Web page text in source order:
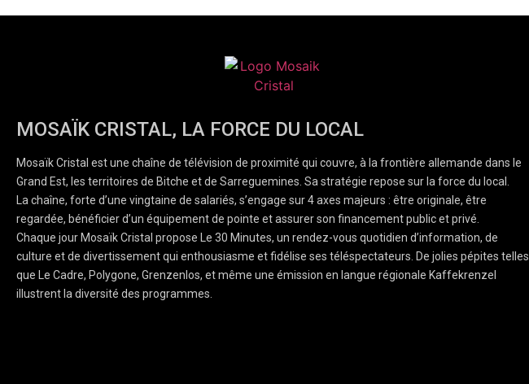
MOSAÏK CRISTAL, LA FORCE DU LOCAL
Mosaïk Cristal est une chaîne de télévision de proximité qui couvre, à la frontière allemande dans le
Grand Est, les territoires de Bitche et de Sarreguemines. Sa stratégie repose sur la force du local.
La chaîne, forte d’une vingtaine de salariés, s’engage sur 4 axes majeurs : être originale, être
regardée, bénéficier d’un équipement de pointe et assurer son financement public et privé.
Chaque jour Mosaïk Cristal propose Le 30 Minutes, un rendez-vous quotidien d’information, de
culture et de divertissement qui enthousiasme et fidélise ses téléspectateurs. De jolies pépites telles
que Le Cadre, Polygone, Grenzenlos, et même une émission en langue régionale Kaffekrenzel
illustrent la diversité des programmes.